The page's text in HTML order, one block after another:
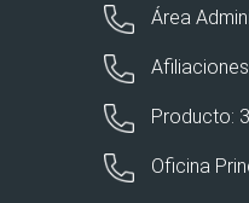
Área
Producto:
Oficina